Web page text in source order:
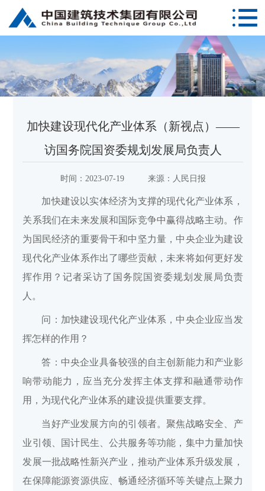
加快建设现代化产业体系（新视点）——
访国务院国资委规划发展局负责人
时间： 2023-07-19 来源： 人民日报
加快建设以实体经济为支撑的现代化产业体系，
关系我们在未来发展和国际竞争中赢得战略主动。作
为国民经济的重要骨干和中坚力量，中央企业为建设
现代化产业体系作出了哪些贡献，未来将如何更好发
挥作用？记者采访了国务院国资委规划发展局负责
人。
问：加快建设现代化产业体系，中央企业应当发
挥怎样的作用？
答：中央企业具备较强的自主创新能力和产业影
响带动能力，应当充分发挥主体支撑和融通带动作
用，为现代化产业体系的建设提供重要支撑。
当好产业发展方向的引领者。聚焦战略安全、产
业引领、国计民生、公共服务等功能，集中力量加快
发展一批战略性新兴产业，推动产业体系升级发展，
在保障能源资源供应、畅通经济循环等关键点上聚力